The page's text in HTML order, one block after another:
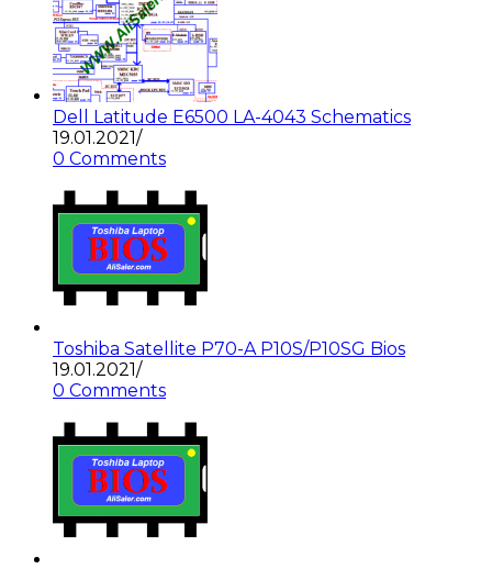
Dell Latitude E6500 LA-4043 Schematics
19.01.2021/
0 Comments
Toshiba Satellite P70-A P10S/P10SG Bios
19.01.2021/
0 Comments